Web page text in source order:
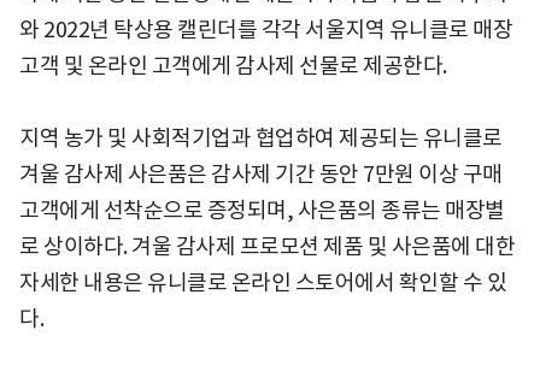
와 2022년 탁상용 캘린더를 각각 서울지역 유니클로 매장
고객 및 온라인 고객에게 감사제 선물로 제공한다.
지역 농가 및 사회적기업과 협업하여 제공되는 유니클로
겨울 감사제 사은품은 감사제 기간 동안 7만원 이상 구매
고객에게 선착순으로 증정되며, 사은품의 종류는 매장별
로 상이하다. 겨울 감사제 프로모션 제품 및 사은품에 대한
자세한 내용은 유니클로 온라인 스토어에서 확인할 수 있
다.